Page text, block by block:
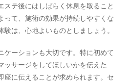
ステ後にはしばらく休息を取ること
って、施術の効果が持続しやすくな
は、心地よいものとしましょう。
ケーションも大切です。特に初めて
ッサージをしてほしいかを伝えた
座に伝えることが求められます。セ